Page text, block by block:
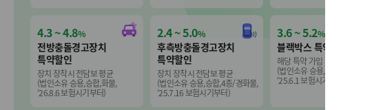
4.3 ~ 4.8%
전방충돌경고장치
특약할인
장치 장착시 전담보 평균
(법인소유 승용,승합,화물,
‘26.8.6 보험시기부터)
2.4 ~ 5.0%
후측방충돌경고장치
특약할인
장치 장착시 전담보 평균
(법인소유 승용,승합,4종/경화물,
‘25.7.16 보험시기부터)
3.6 ~ 5.2%
블랙박스 특약할인
해당 특약 가입 시
(법인소유 승용,승합,
‘25.6.1 보험시기부터)